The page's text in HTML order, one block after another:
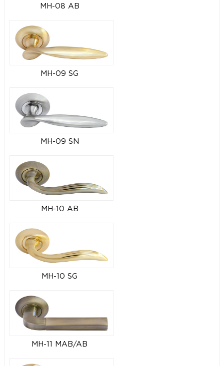
MH-08 AB
MH-09 SG
MH-09 SN
MH-10 AB
MH-10 SG
MH-11 MAB/AB